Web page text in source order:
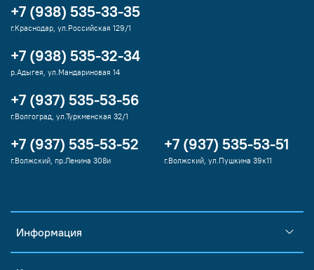
Информация
+7 (938) 535-33-35
г.Краснодар, ул.Российская 129/1
+7 (938) 535-32-34
р.Адыгея, ул.Мандариновая 14
+7 (937) 535-53-56
г.Волгоград, ул.Туркменская 32/1
+7 (937) 535-53-52
г.Волжский, пр.Ленина 308и
+7 (937) 535-53-51
г.Волжский, ул.Пушкина 39к11